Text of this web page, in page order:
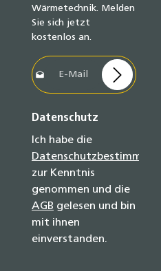
Wärmetechnik. Melden
Sie sich jetzt
kostenlos an.
E-Mail-Adresse*
Datenschutz
Ich habe die
zur Kenntnis
genommen und die
AGB gelesen und bin
mit ihnen
einverstanden.